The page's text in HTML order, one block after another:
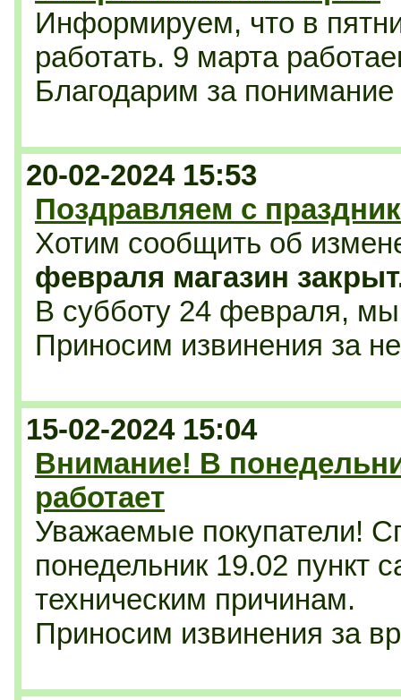
Информируем, что в
работать. 9 марта
Благодарим за
20-02-2024 15:53
Поздравляем с
Хотим сообщить об
февраля магазин
В субботу 24 февраля,
Приносим извинения за
15-02-2024 15:04
Внимание! В
работает
Уважаемые покупатели!
понедельник 19.02 пункт
техническим причинам.
Приносим извинения за